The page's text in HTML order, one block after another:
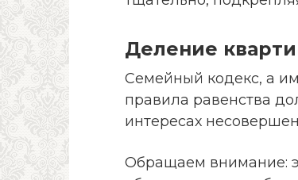
Деление
Семейный кодекс, а
правила равенства
интересах
Обращаем внимание: